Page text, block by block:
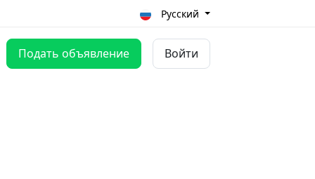
Русский
Подать объявление Войти